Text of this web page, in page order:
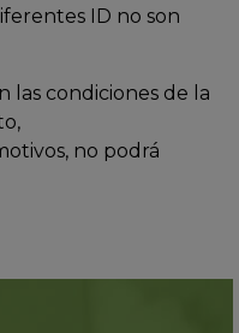
ID no son
las condiciones de la
no podrá